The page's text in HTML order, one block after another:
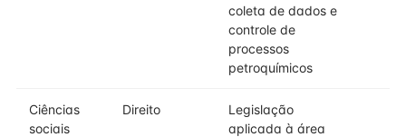
coleta de dados e
controle de
processos
petroquímicos
Ciências
sociais
Direito
Legislação
aplicada à área